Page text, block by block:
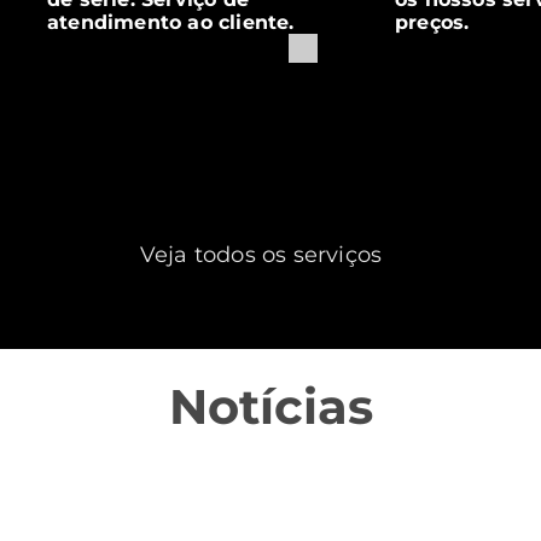
atendimento ao cliente.
preços.
Veja todos os serviços
Notícias